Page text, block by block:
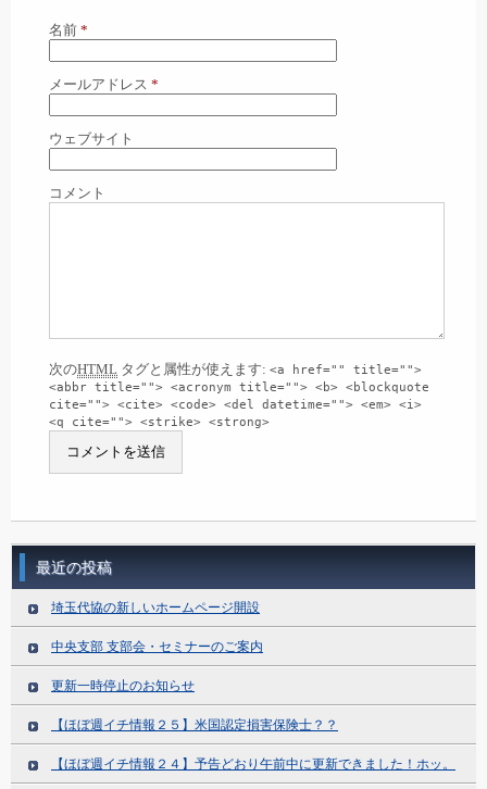
名前 *
メールアドレス *
ウェブサイト
コメント
次のHTML タグと属性が使えます: <a href="" title="">
<abbr title=""> <acronym title=""> <b> <blockquote
cite=""> <cite> <code> <del datetime=""> <em> <i>
<q cite=""> <strike> <strong>
最近の投稿
埼玉代協の新しいホームページ開設
中央支部 支部会・セミナーのご案内
更新一時停止のお知らせ
【ほぼ週イチ情報２５】米国認定損害保険士？？
【ほぼ週イチ情報２４】予告どおり午前中に更新できました！ホッ。